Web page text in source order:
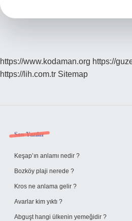
https://www.kodaman.org https://
https://lih.com.tr Sitemap
Sidebar
Son Yazılar
Keşap’ın anlamı nedir ?
Bozköy plaji nerede ?
Kros ne anlama gelir ?
Avarlar kim yıktı ?
Abguşt hangi ülkenin yemeğidir ?